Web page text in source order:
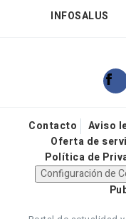
INFOSALUS
Contacto Aviso
Oferta de
Política de
Configuración de